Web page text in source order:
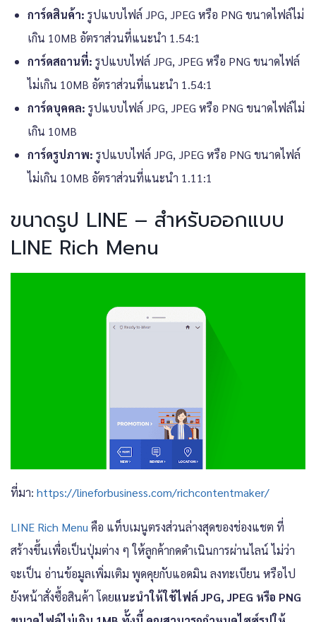
การ์ดสินค้า: รูปแบบไฟล์ JPG, JPEG หรือ PNG ขนาดไฟล์ไม่
เกิน 10MB อัตราส่วนที่แนะนำ 1.54:1
การ์ดสถานที่: รูปแบบไฟล์ JPG, JPEG หรือ PNG ขนาดไฟล์
ไม่เกิน 10MB อัตราส่วนที่แนะนำ 1.54:1
การ์ดบุคคล: รูปแบบไฟล์ JPG, JPEG หรือ PNG ขนาดไฟล์ไม่
เกิน 10MB
การ์ดรูปภาพ: รูปแบบไฟล์ JPG, JPEG หรือ PNG ขนาดไฟล์
ไม่เกิน 10MB อัตราส่วนที่แนะนำ 1.11:1
ขนาดรูป LINE – สำหรับออกแบบ
LINE Rich Menu
ที่มา: https://lineforbusiness.com/richcontentmaker/
LINE Rich Menu คือ แท็บเมนูตรงส่วนล่างสุดของช่องแชต ที่
สร้างขึ้นเพื่อเป็นปุ่มต่าง ๆ ให้ลูกค้ากดดำเนินการผ่านไลน์ ไม่ว่า
จะเป็น อ่านข้อมูลเพิ่มเติม พูดคุยกับแอดมิน ลงทะเบียน หรือไป
ยังหน้าสั่งซื้อสินค้า โดยแนะนำให้ใช้ไฟล์ JPG, JPEG หรือ PNG